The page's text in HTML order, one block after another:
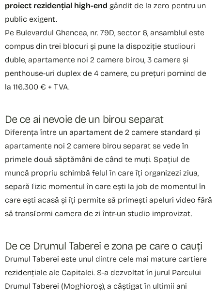
proiect rezidențial high-end gândit de la zero pentru un
public exigent.
Pe Bulevardul Ghencea, nr. 79D, sector 6, ansamblul este
compus din trei blocuri și pune la dispoziție studiouri
duble, apartamente noi 2 camere birou, 3 camere și
penthouse-uri duplex de 4 camere, cu prețuri pornind de
la 116.300 € + TVA.
De ce ai nevoie de un birou separat
Diferența între un apartament de 2 camere standard și
apartamente noi 2 camere birou separat se vede în
primele două săptămâni de când te muți. Spațiul de
muncă propriu schimbă felul în care îți organizezi ziua,
separă fizic momentul în care ești la job de momentul în
care ești acasă și îți permite să primești apeluri video fără
să transformi camera de zi într-un studio improvizat.
De ce Drumul Taberei e zona pe care o cauți
Drumul Taberei este unul dintre cele mai mature cartiere
rezidențiale ale Capitalei. S-a dezvoltat în jurul Parcului
Drumul Taberei (Moghioroș), a câștigat în ultimii ani